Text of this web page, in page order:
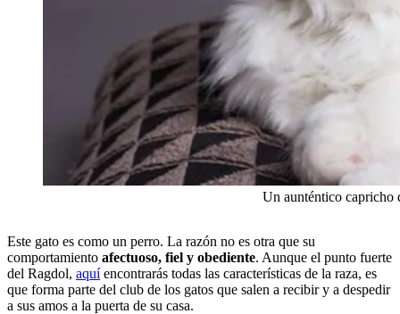
Un aunténtico capricho
Este gato es como un perro. La razón no es otra que su
comportamiento afectuoso, fiel y obediente. Aunque el punto fuerte
del Ragdol, aquíencontrarás todas las características de la raza, es
que forma parte del club de los gatos que salen a recibir y a despedir
a sus amos a la puerta de su casa.